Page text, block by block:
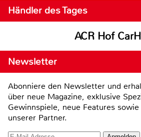
Händler des Tages
ACR Hof
Newsletter
Abonniere den Newsletter und
über neue Magazine, exklusive
Gewinnspiele, neue Features
unserer Partner.